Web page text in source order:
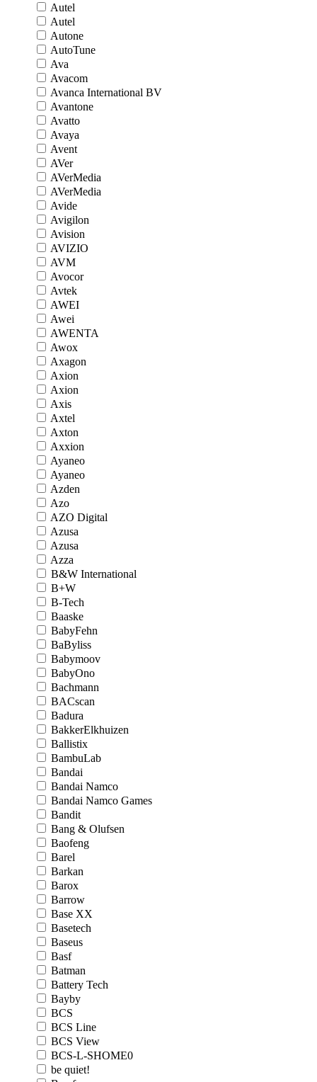
Autel
Autel
Autone
AutoTune
Ava
Avacom
Avanca International BV
Avantone
Avatto
Avaya
Avent
AVer
AVerMedia
AVerMedia
Avide
Avigilon
Avision
AVIZIO
AVM
Avocor
Avtek
AWEI
Awei
AWENTA
Awox
Axagon
Axion
Axion
Axis
Axtel
Axton
Axxion
Ayaneo
Ayaneo
Azden
Azo
AZO Digital
Azusa
Azusa
Azza
B&W International
B+W
B-Tech
Baaske
BabyFehn
BaByliss
Babymoov
BabyOno
Bachmann
BACscan
Badura
BakkerElkhuizen
Ballistix
BambuLab
Bandai
Bandai Namco
Bandai Namco Games
Bandit
Bang & Olufsen
Baofeng
Barel
Barkan
Barox
Barrow
Base XX
Basetech
Baseus
Basf
Batman
Battery Tech
Bayby
BCS
BCS Line
BCS View
BCS-L-SHOME0
be quiet!